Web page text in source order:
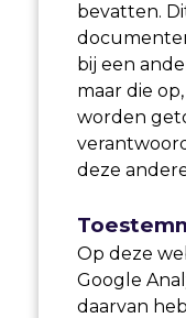
bevatten.
bij een
maar die
worden
deze
Op deze
Google
daarvan